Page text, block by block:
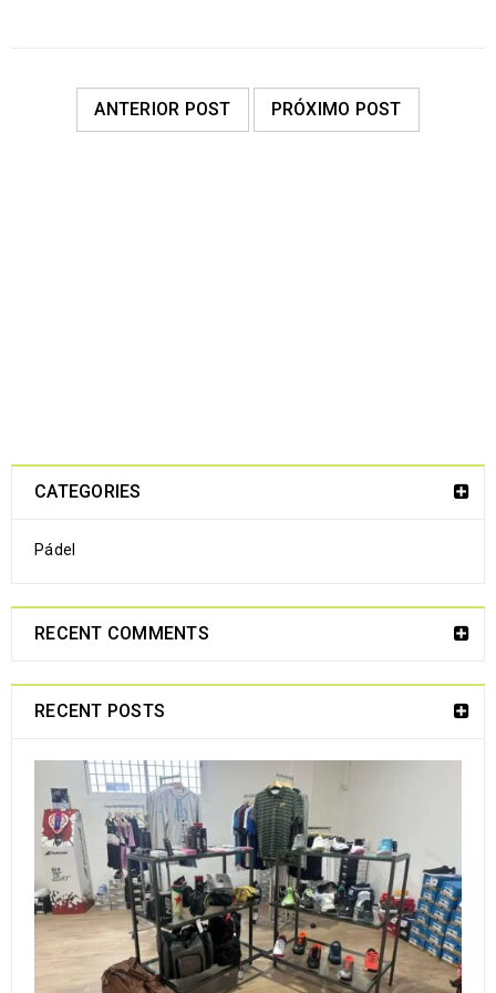
ANTERIOR POST PRÓXIMO POST
LEER MÁS
28
MAR
CATEGORIES
Pádel
RECENT COMMENTS
RECENT POSTS